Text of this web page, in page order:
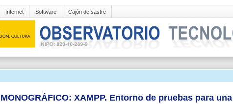
Internet Software Cajón de sastre
MONOGRÁFICO: XAMPP. Entorno de pruebas para